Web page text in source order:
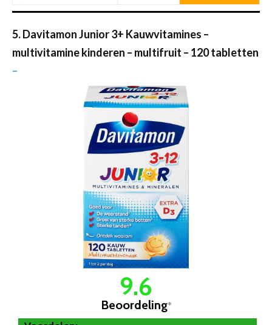
5. Davitamon Junior 3+ Kauwvitamines –
multivitamine kinderen – multifruit – 120 tabletten
–
9.6
Beoordeling*